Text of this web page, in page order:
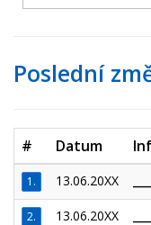
Poslední
# Datum
1. 13.06.20XX
2. 13.06.20XX